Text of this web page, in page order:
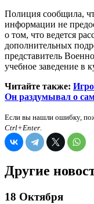
Полиция сообщила,
информации не
о том, что ведется
дополнительных
представитель
учебное заведение в
Читайте также:
Он раздумывал о
Если вы нашли ошибку,
Ctrl+Enter.
Другие
18 Октября